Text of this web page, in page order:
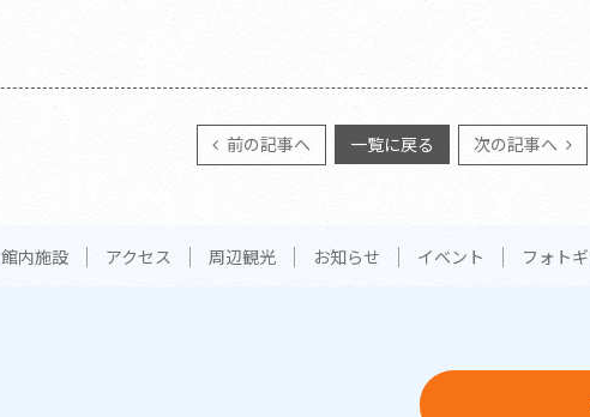
前の記事へ 一覧に戻る 次の記事へ
館内施設 アクセス 周辺観光 お知らせ イベント フォト